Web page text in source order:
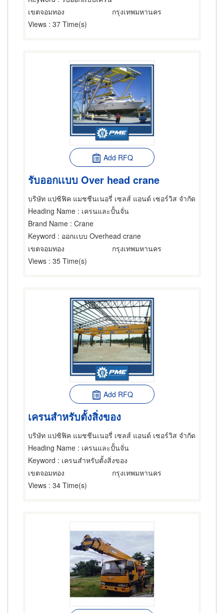
เขตจอมทอง
กรุงเทพมหานคร
Views : 37 Time(s)
Add RFQ
รับออกเเบบ Over head crane
บริษัท แปซิฟิค แมชชีนเนอรี่ เซลส์ แอนด์ เซอร์วิส จำกัด
Heading Name : เครนและปั้นจั่น
Brand Name : Crane
Keyword : ออกเเบบ Overhead crane
เขตจอมทอง
กรุงเทพมหานคร
Views : 35 Time(s)
Add RFQ
เครนสำหรับตั้งสิ่งของ
บริษัท แปซิฟิค แมชชีนเนอรี่ เซลส์ แอนด์ เซอร์วิส จำกัด
Heading Name : เครนและปั้นจั่น
Keyword : เครนสำหรับตั้งสิ่งของ
เขตจอมทอง
กรุงเทพมหานคร
Views : 34 Time(s)